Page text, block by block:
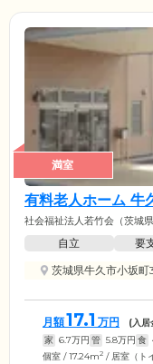
満室
有料老人ホーム 牛
社会福祉法人若竹会（茨城県
自立 要
茨城県牛久市小坂町
月額17.1 万円 (入居
家 6.7万円 管 5.8万円 食
個室 / 17.24m2 / 居室（ト